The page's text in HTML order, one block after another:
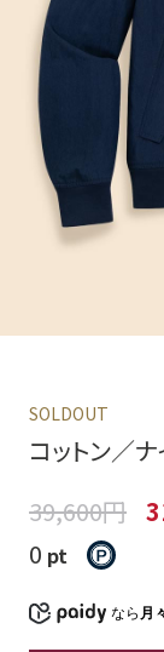
SOLDOUT
コットン／
39,600円
0 pt
なら 月